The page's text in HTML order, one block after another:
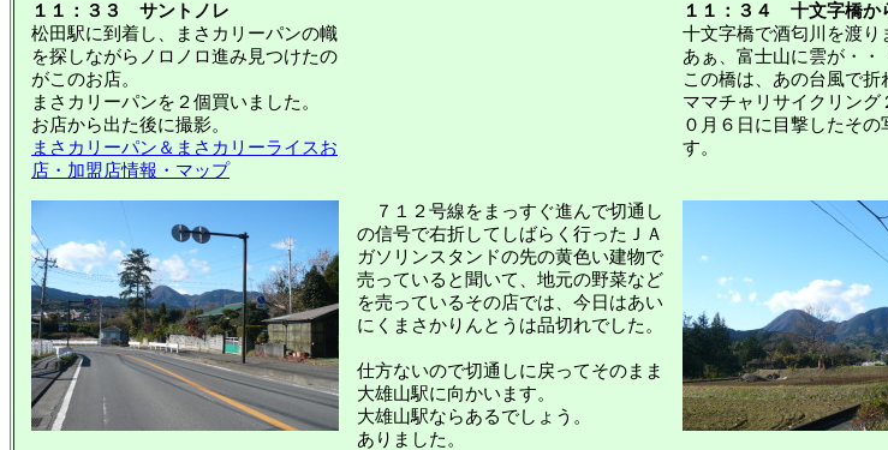
１１：３３ サントノレ
松田駅に到着し、まさカリーパンの幟
を探しながらノロノロ進み見つけたの
がこのお店。
まさカリーパンを２個買いました。
お店から出た後に撮影。
まさカリーパン＆まさカリーライスお
店・加盟店情報・マップ
１１：３４ 十文字橋か
十文字橋で酒匂川を渡り
あぁ、富士山に雲が・・
この橋は、あの台風で折
ママチャリサイクリング
０月６日に目撃したその
す。
７１２号線をまっすぐ進んで切通し
の信号で右折してしばらく行ったＪＡ
ガソリンスタンドの先の黄色い建物で
売っていると聞いて、地元の野菜など
を売っているその店では、今日はあい
にくまさかりんとうは品切れでした。
仕方ないので切通しに戻ってそのまま
大雄山駅に向かいます。
大雄山駅ならあるでしょう。
ありました。